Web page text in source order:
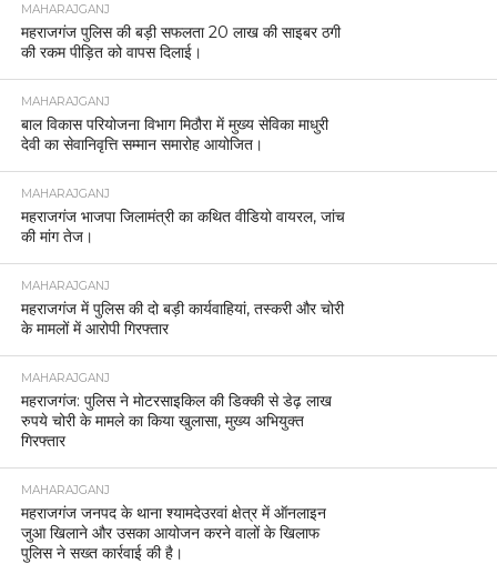
MAHARAJGANJ
महराजगंज पुलिस की बड़ी सफलता 20 लाख की साइबर ठगी
की रकम पीड़ित को वापस दिलाई।
MAHARAJGANJ
बाल विकास परियोजना विभाग मिठौरा में मुख्य सेविका माधुरी
देवी का सेवानिवृत्ति सम्मान समारोह आयोजित।
MAHARAJGANJ
महराजगंज भाजपा जिलामंत्री का कथित वीडियो वायरल, जांच
की मांग तेज।
MAHARAJGANJ
महराजगंज में पुलिस की दो बड़ी कार्यवाहियां, तस्करी और चोरी
के मामलों में आरोपी गिरफ्तार
MAHARAJGANJ
महराजगंज: पुलिस ने मोटरसाइकिल की डिक्की से डेढ़ लाख
रुपये चोरी के मामले का किया खुलासा, मुख्य अभियुक्त
गिरफ्तार
MAHARAJGANJ
महराजगंज जनपद के थाना श्यामदेउरवां क्षेत्र में ऑनलाइन
जुआ खिलाने और उसका आयोजन करने वालों के खिलाफ
पुलिस ने सख्त कार्रवाई की है।